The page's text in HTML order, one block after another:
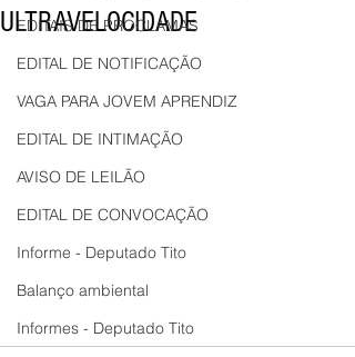
EDITAIS DE PROCLAMAS
EDITAL DE NOTIFICAÇÃO
VAGA PARA JOVEM APRENDIZ
EDITAL DE INTIMAÇÃO
AVISO DE LEILÃO
EDITAL DE CONVOCAÇÃO
Informe - Deputado Tito
Balanço ambiental
Informes - Deputado Tito
ULTRAVELOCIDADE